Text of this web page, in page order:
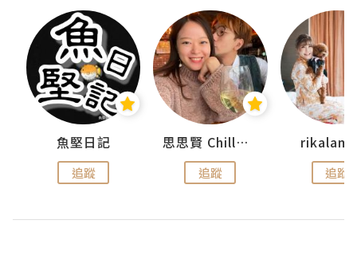
魚堅日記
追蹤
思思賢 ChillMyBabe
追蹤 追蹤